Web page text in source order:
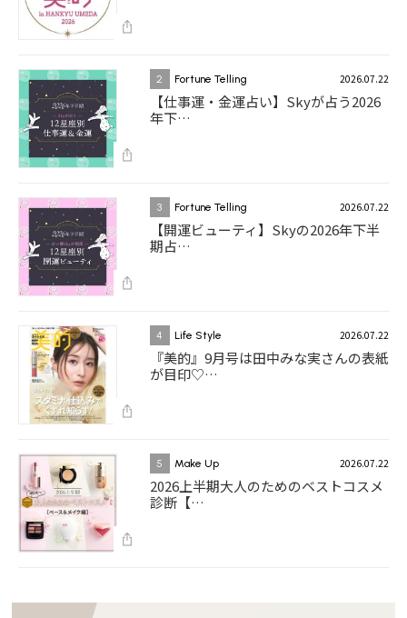
2 Fortune Telling 2026.07.22
【仕事運・金運占い】Skyが占う2026
年下…
3 Fortune Telling 2026.07.22
【開運ビューティ】Skyの2026年下半
期占…
4 Life Style 2026.07.22
『美的』9月号は田中みな実さんの表紙
が目印♡…
5 Make Up 2026.07.22
2026上半期大人のためのベストコスメ
診断【…